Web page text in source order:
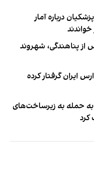
درباره آمار
خواندند
زن ایرانی ۵ ماه پس از پناهندگی، شهروند
ایران گرفتار کرده
به حمله به زیرساخت‌های